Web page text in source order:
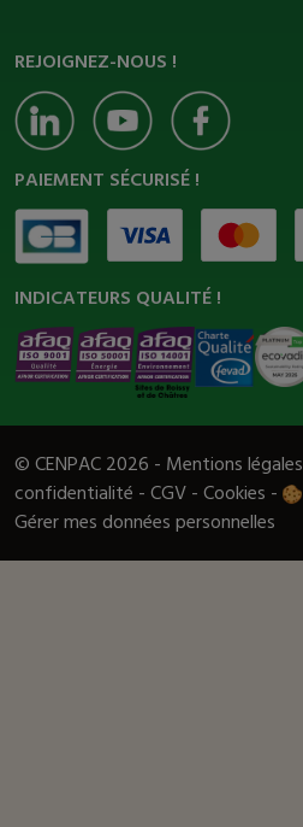
REJOIGNEZ-NOUS !
PAIEMENT SÉCURISÉ !
INDICATEURS QUALITÉ !
© CENPAC 2026 - Mentions légales
confidentialité -CGV-Cookies -
Gérer mes données personnelles